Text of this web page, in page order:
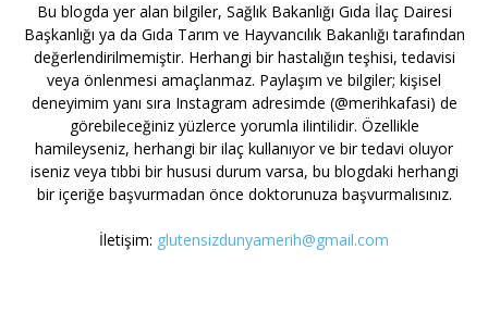
Bu blogda yer alan bilgiler, Sağlık Bakanlığı Gıda İlaç Dairesi
Başkanlığı ya da Gıda Tarım ve Hayvancılık Bakanlığı tarafından
değerlendirilmemiştir. Herhangi bir hastalığın teşhisi, tedavisi
veya önlenmesi amaçlanmaz. Paylaşım ve bilgiler; kişisel
deneyimim yanı sıra Instagram adresimde (@merihkafasi) de
görebileceğiniz yüzlerce yorumla ilintilidir. Özellikle
hamileyseniz, herhangi bir ilaç kullanıyor ve bir tedavi oluyor
iseniz veya tıbbi bir hususi durum varsa, bu blogdaki herhangi
bir içeriğe başvurmadan önce doktorunuza başvurmalısınız.
İletişim: glutensizdunyamerih@gmail.com